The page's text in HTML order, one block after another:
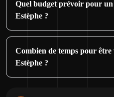
Quel budget prévoir pour
Estèphe ?
Combien de temps pour
Estèphe ?